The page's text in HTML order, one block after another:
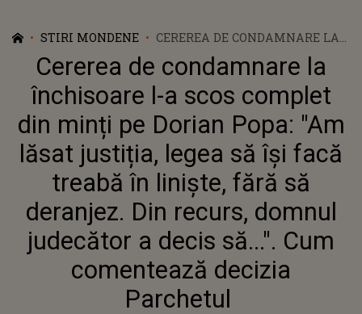
STIRI MONDENE
CEREREA DE CONDAMNARE LA
ÎNCHISOARE L-A SCOS COMPLET
DIN MINȚI PE DORIAN POPA:
"AM LĂSAT JUSTIȚIA, LEGEA SĂ
ÎȘI FACĂ TREABĂ ÎN LINIȘTE,
FĂRĂ SĂ DERANJEZ. DIN
RECURS, DOMNUL JUDECĂTOR
A DECIS SĂ...". CUM
COMENTEAZĂ DECIZIA
PARCHETUL
Cererea de condamnare la
închisoare l-a scos complet
din minți pe Dorian Popa: "Am
lăsat justiția, legea să își facă
treabă în liniște, fără să
deranjez. Din recurs, domnul
judecător a decis să...". Cum
comentează decizia
Parchetul